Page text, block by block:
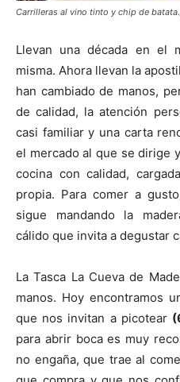
Carrilleras al vino tinto y chip de
Llevan una década en el
misma. Ahora llevan la
han cambiado de manos,
de calidad, la atención
casi familiar y una carta
el mercado al que se dirige
cocina con calidad,
propia. Para comer a
sigue mandando la
cálido que invita a degustar
La Tasca La Cueva de
manos. Hoy encontramos
que nos invitan a picotear
para abrir boca es muy
no engaña, que trae al